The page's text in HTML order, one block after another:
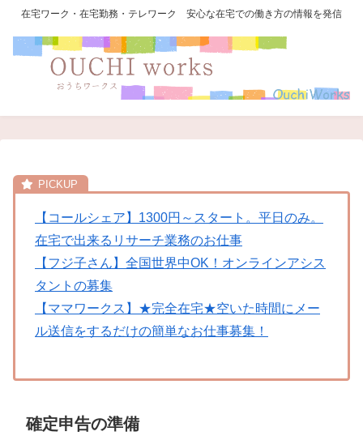
在宅ワーク・在宅勤務・テレワーク 安心な在宅での働き方の情報を発信
【コールシェア】1300円～スタート。平日のみ。
在宅で出来るリサーチ業務のお仕事
【フジ子さん】全国世界中OK！オンラインアシス
タントの募集
【ママワークス】★完全在宅★空いた時間にメー
ル送信をするだけの簡単なお仕事募集！
確定申告の準備